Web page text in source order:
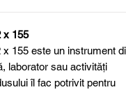
x 155
155 este un instrument
laborator sau activități
îl fac potrivit pentru